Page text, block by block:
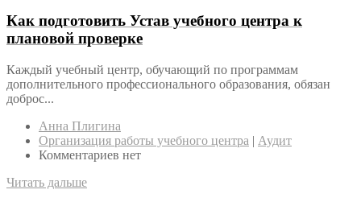
Как подготовить Устав учебного центра к
плановой проверке
Каждый учебный центр, обучающий по программам
дополнительного профессионального образования, обязан
доброс...
Анна Плигина
Организация работы учебного центра | Аудит
Комментариев нет
Читать дальше